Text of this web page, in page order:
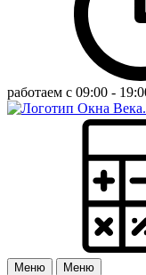
работаем с 09:00 -
Меню
Меню